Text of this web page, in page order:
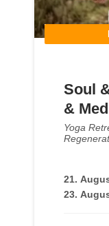
Soul
&
Yoga
21.
23.